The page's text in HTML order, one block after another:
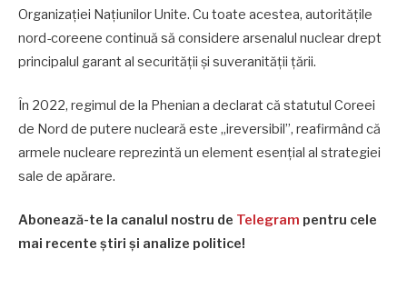
Organizației Națiunilor Unite. Cu toate acestea, autoritățile
nord-coreene continuă să considere arsenalul nuclear drept
principalul garant al securității și suveranității țării.
În 2022, regimul de la Phenian a declarat că statutul Coreei
de Nord de putere nucleară este „ireversibil”, reafirmând că
armele nucleare reprezintă un element esențial al strategiei
sale de apărare.
Abonează-te la canalul nostru de Telegram pentru cele
mai recente știri și analize politice!